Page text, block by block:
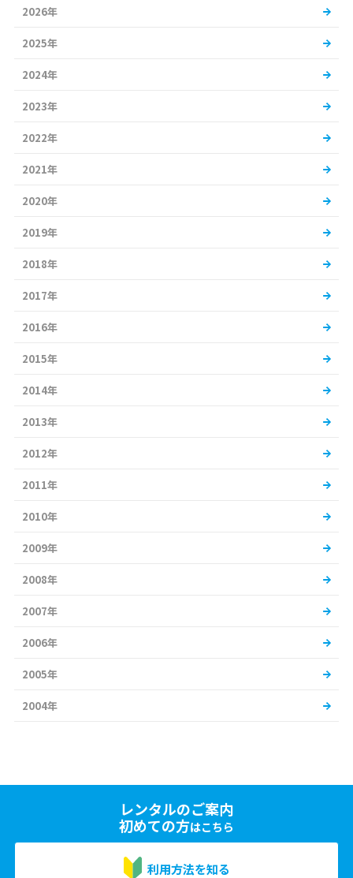
2026年
2025年
2024年
2023年
2022年
2021年
2020年
2019年
2018年
2017年
2016年
2015年
2014年
2013年
2012年
2011年
2010年
2009年
2008年
2007年
2006年
2005年
2004年
レンタルのご案内
初めての方はこちら
利用方法を知る